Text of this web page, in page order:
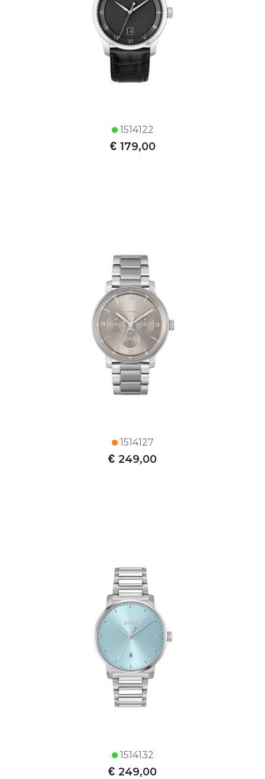
1514122
€ 179,00
1514127
€ 249,00
1514132
€ 249,00